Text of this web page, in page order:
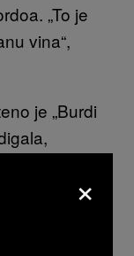
„To je
vina“,
je „Burdi
ili korov, s
to
proizvodi
sve
×